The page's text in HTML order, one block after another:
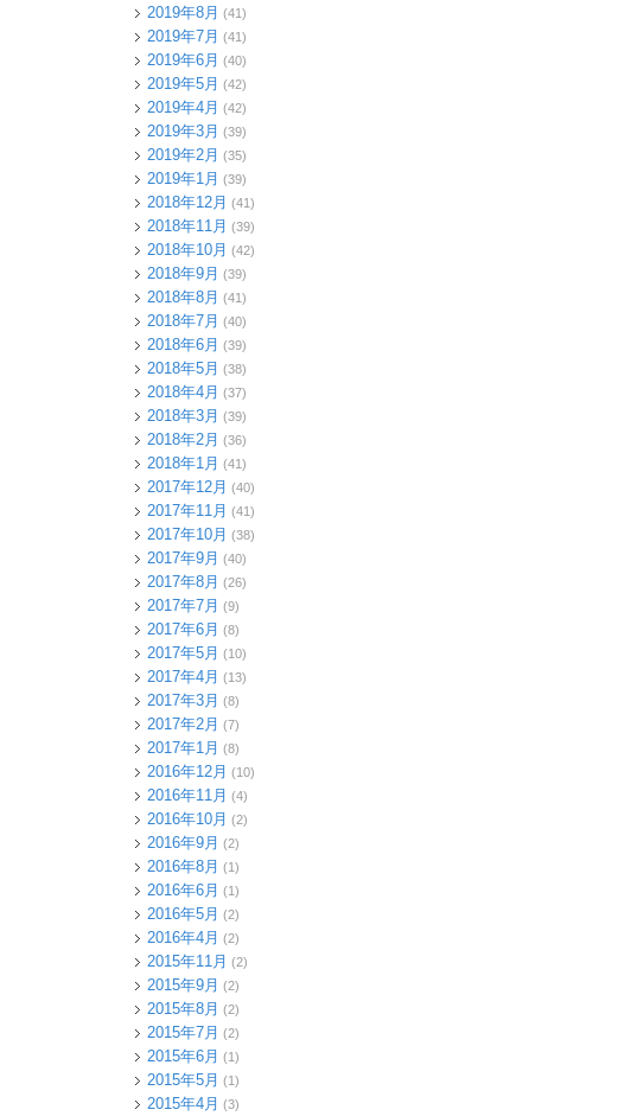
2019年8月 (41)
2019年7月 (41)
2019年6月 (40)
2019年5月 (42)
2019年4月 (42)
2019年3月 (39)
2019年2月 (35)
2019年1月 (39)
2018年12月 (41)
2018年11月 (39)
2018年10月 (42)
2018年9月 (39)
2018年8月 (41)
2018年7月 (40)
2018年6月 (39)
2018年5月 (38)
2018年4月 (37)
2018年3月 (39)
2018年2月 (36)
2018年1月 (41)
2017年12月 (40)
2017年11月 (41)
2017年10月 (38)
2017年9月 (40)
2017年8月 (26)
2017年7月 (9)
2017年6月 (8)
2017年5月 (10)
2017年4月 (13)
2017年3月 (8)
2017年2月 (7)
2017年1月 (8)
2016年12月 (10)
2016年11月 (4)
2016年10月 (2)
2016年9月 (2)
2016年8月 (1)
2016年6月 (1)
2016年5月 (2)
2016年4月 (2)
2015年11月 (2)
2015年9月 (2)
2015年8月 (2)
2015年7月 (2)
2015年6月 (1)
2015年5月 (1)
2015年4月 (3)